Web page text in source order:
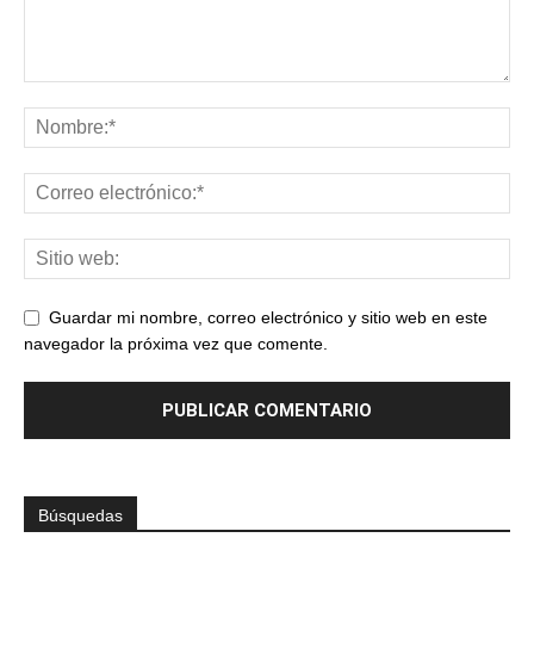
Guardar mi nombre, correo electrónico y sitio web en este
navegador la próxima vez que comente.
Búsquedas